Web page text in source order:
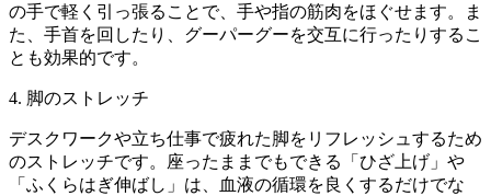
の手で軽く引っ張ることで、手や指の筋肉をほぐせます。ま
た、手首を回したり、グーパーグーを交互に行ったりするこ
とも効果的です。
4. 脚のストレッチ
デスクワークや立ち仕事で疲れた脚をリフレッシュするため
のストレッチです。座ったままでもできる「ひざ上げ」や
「ふくらはぎ伸ばし」は、血液の循環を良くするだけでな